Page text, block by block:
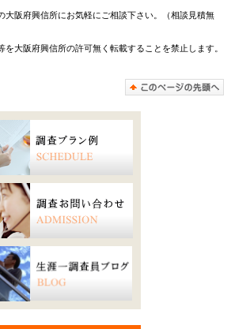
大阪府興信所にお気軽にご相談下さい。（相談見積無
大阪府興信所の許可無く転載することを禁止します。